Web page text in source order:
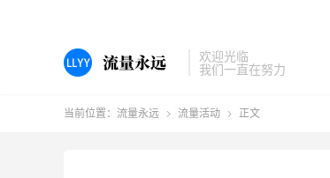
欢迎光临
我们一直在努力
当前位置： 流量永远  流量活动  正文